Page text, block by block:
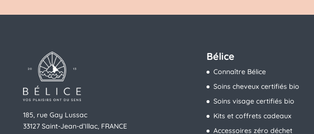
185, rue Gay Lussac
33127 Saint-Jean-d’Illac, FRANCE
Bélice
Connaître Bélice
Soins cheveux certifiés bio
Soins visage certifiés bio
Kits et coffrets cadeaux
Accessoires zéro déchet